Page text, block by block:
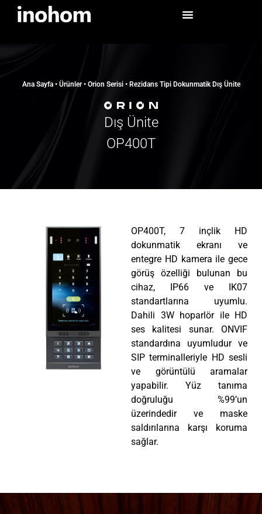
Ana Sayfa• Ürünler• Orion Serisi• Rezidans Tipi Dokunmatik Dış Ünite
Dış Ünite
OP400T
OP400T, 7 inçlik HD
dokunmatik ekranı ve
entegre HD kamera ile gece
görüş özelliği bulunan bu
cihaz, IP66 ve IK07
standartlarına uyumlu.
Dahili 3W hoparlör ile HD
ses kalitesi sunar. ONVIF
standardına uyumludur ve
SIP terminalleriyle HD sesli
ve görüntülü aramalar
yapabilir. Yüz tanıma
doğruluğu %99’un
üzerindedir ve maske
saldırılarına karşı koruma
sağlar.